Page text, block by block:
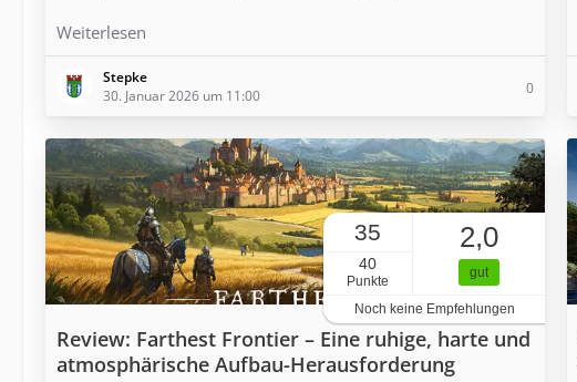
Weiterlesen
Stepke
30. Januar 2026 um 11:00
0
35
40
Punkte
2,0
gut
Noch keine Empfehlungen
Review: Farthest Frontier – Eine ruhige, harte und
atmosphärische Aufbau-Herausforderung